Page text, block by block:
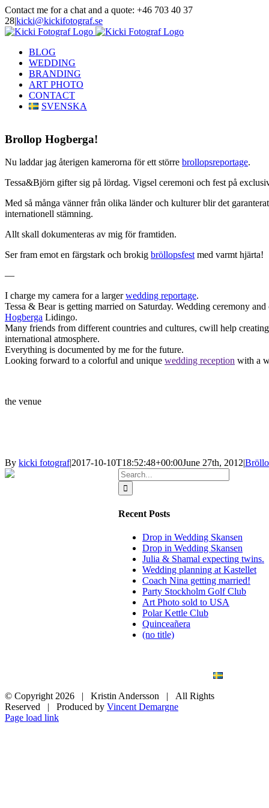
Skip
to
content
Contact me for a chat and a quote: +46 703 40 37
28|kicki@kickifotograf.se
Instagram
Facebook
BLOG
WEDDING
BRANDING
ART PHOTO
CONTACT
SVENSKA
Brollop Hogberga!
Nu laddar jag återigen kamerorna för ett större brollopsreportage.
Tessa&Björn gifter sig på lördag. Vigsel ceremoni och fest på
Med så många vänner från olika länder och kulturer blir det
internationell stämning.
Allt skall dokumenteras av mig för framtiden.
Ser fram emot en färgstark och brokig bröllopsfestmed varmt hjärta!
—
I charge my camera for a largerwedding reportage.
Tessa & Bear is getting married on Saturday. Wedding ceremony
Hogberga Lidingo.
Many friends from different countries and cultures, cwill help
international atmosphere.
Everything is documented by me for the future.
Looking forward to a colorful and unique wedding reception with a
the venue
By kicki fotograf|2017-10-10T18:52:48+00:00June 27th, 2012|
Search
for:
Recent Posts
Drop in Wedding Skansen
Drop in Wedding Skansen
Julia & Shamal expecting twins.
Wedding planning at Kastellet
Coach Nina getting married!
Party Stockholm Golf Club
Art Photo sold to USA
Polar Kettle Club
Quinceañera
(no title)
© Copyright 2026 | Kristin Andersson | All Rights
Reserved | Produced by Vincent Demargne
Instagram
Facebook
Page load link